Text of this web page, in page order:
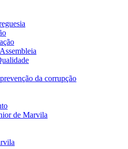
da corrupção
de Marvila